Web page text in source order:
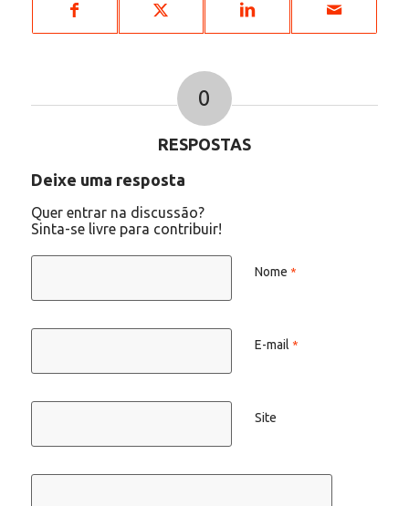
0
RESPOSTAS
Deixe uma resposta
Quer entrar na discussão?
Sinta-se livre para contribuir!
Nome *
E-mail *
Site